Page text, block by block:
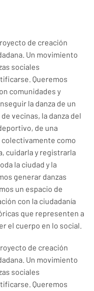
de creación
Un movimiento
sociales
Queremos
comunidades y
la danza de un
vecinas, la danza del
de una
colectivamente como
cuidarla y registrarla
la ciudad y la
generar danzas
un espacio de
con la ciudadanía
que representen a
el cuerpo en lo social.
de creación
Un movimiento
sociales
Queremos